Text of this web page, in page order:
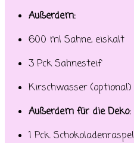
Außerdem:
600 ml Sahne, eiskalt
3 Pck Sahnesteif
Kirschwasser (optional)
Außerdem für die Deko:
1 Pck. Schokoladenraspel